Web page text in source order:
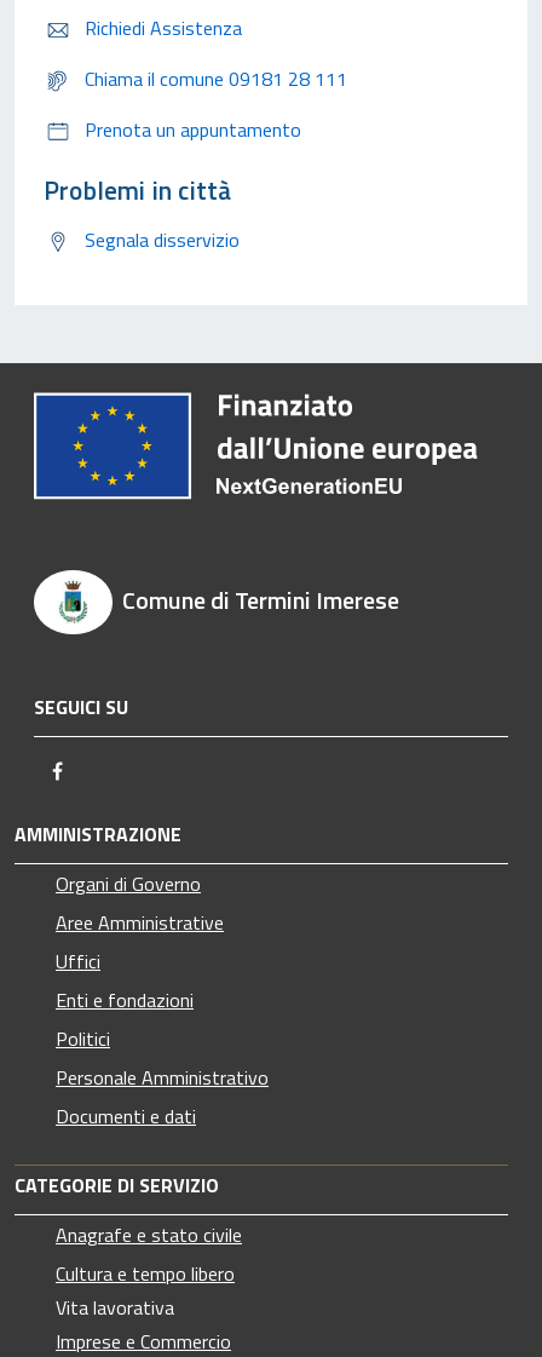
Richiedi Assistenza
Chiama il comune 09181 28 111
Prenota un appuntamento
Problemi in città
Segnala disservizio
Comune di Termini Imerese
SEGUICI SU
AMMINISTRAZIONE
Organi di Governo
Aree Amministrative
Uffici
Enti e fondazioni
Politici
Personale Amministrativo
Documenti e dati
CATEGORIE DI SERVIZIO
Anagrafe e stato civile
Cultura e tempo libero
Vita lavorativa
Imprese e Commercio